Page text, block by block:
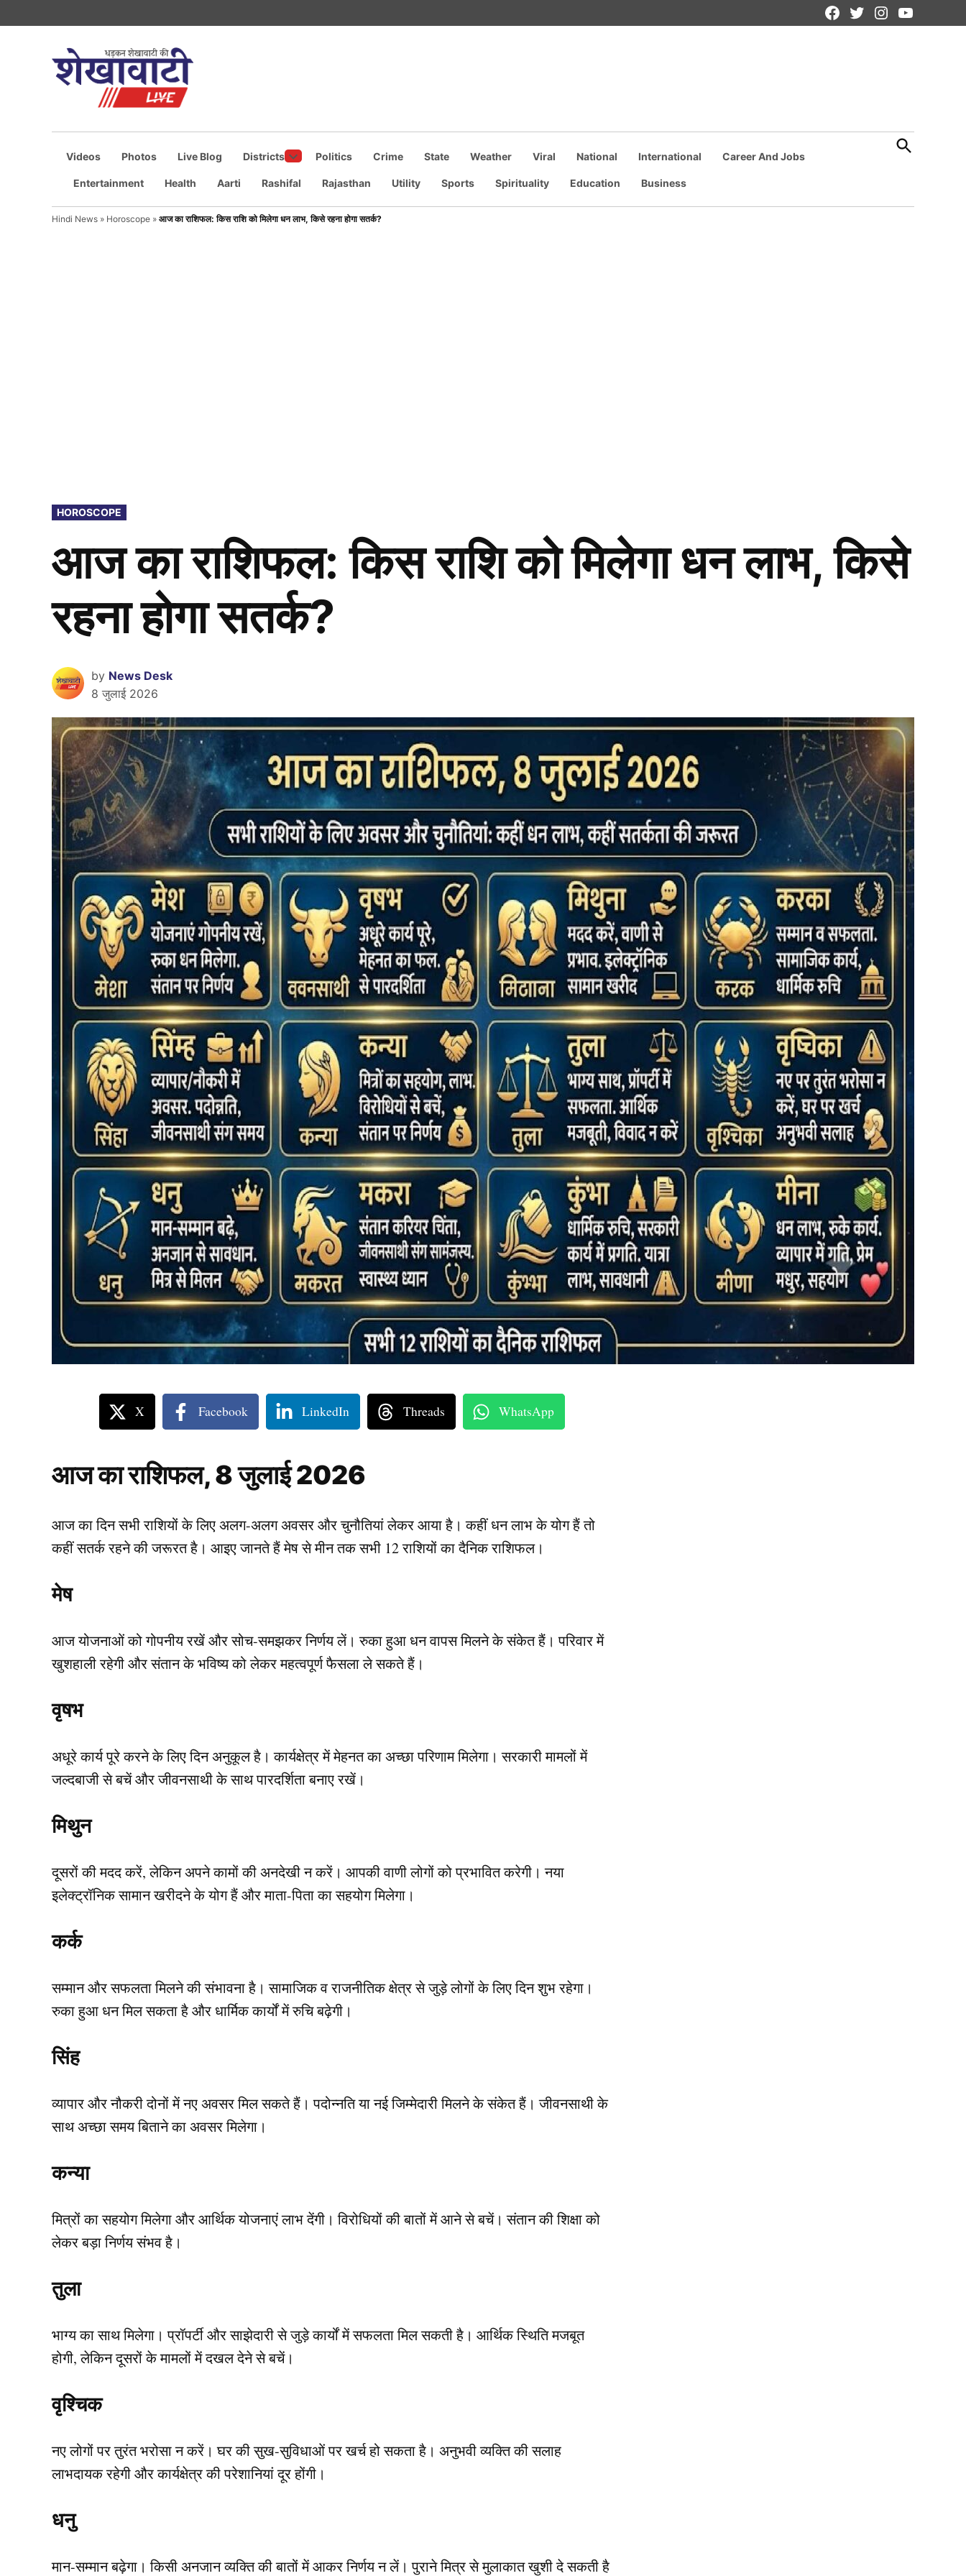
Facebook
TwitterInstagram
YouTube
Videos Photos Live Blog Districts
dropdown
Politics Crime State Weather Viral National International Career And Jobs
Entertainment Health Aarti Rashifal Rajasthan Utility Sports Spirituality Education Business
Open
Search
Hindi News » Horoscope » आज का राशिफल: किस राशि को मिलेगा धन लाभ, किसे रहना होगा सतर्क?
POSTED
IN
HOROSCOPE
आज का राशिफल: किस राशि को मिलेगा धन लाभ, किसे
रहना होगा सतर्क?
by News Desk
8 जुलाई 2026
X Facebook LinkedIn Threads WhatsApp
आज का राशिफल, 8 जुलाई 2026
आज का दिन सभी राशियों के लिए अलग-अलग अवसर और चुनौतियां लेकर आया है। कहीं धन लाभ के योग हैं तो
कहीं सतर्क रहने की जरूरत है। आइए जानते हैं मेष से मीन तक सभी 12 राशियों का दैनिक राशिफल।
मेष
आज योजनाओं को गोपनीय रखें और सोच-समझकर निर्णय लें। रुका हुआ धन वापस मिलने के संकेत हैं। परिवार में
खुशहाली रहेगी और संतान के भविष्य को लेकर महत्वपूर्ण फैसला ले सकते हैं।
वृषभ
अधूरे कार्य पूरे करने के लिए दिन अनुकूल है। कार्यक्षेत्र में मेहनत का अच्छा परिणाम मिलेगा। सरकारी मामलों में
जल्दबाजी से बचें और जीवनसाथी के साथ पारदर्शिता बनाए रखें।
मिथुन
दूसरों की मदद करें, लेकिन अपने कामों की अनदेखी न करें। आपकी वाणी लोगों को प्रभावित करेगी। नया
इलेक्ट्रॉनिक सामान खरीदने के योग हैं और माता-पिता का सहयोग मिलेगा।
कर्क
सम्मान और सफलता मिलने की संभावना है। सामाजिक व राजनीतिक क्षेत्र से जुड़े लोगों के लिए दिन शुभ रहेगा।
रुका हुआ धन मिल सकता है और धार्मिक कार्यों में रुचि बढ़ेगी।
सिंह
व्यापार और नौकरी दोनों में नए अवसर मिल सकते हैं। पदोन्नति या नई जिम्मेदारी मिलने के संकेत हैं। जीवनसाथी के
साथ अच्छा समय बिताने का अवसर मिलेगा।
कन्या
मित्रों का सहयोग मिलेगा और आर्थिक योजनाएं लाभ देंगी। विरोधियों की बातों में आने से बचें। संतान की शिक्षा को
लेकर बड़ा निर्णय संभव है।
तुला
भाग्य का साथ मिलेगा। प्रॉपर्टी और साझेदारी से जुड़े कार्यों में सफलता मिल सकती है। आर्थिक स्थिति मजबूत
होगी, लेकिन दूसरों के मामलों में दखल देने से बचें।
वृश्चिक
नए लोगों पर तुरंत भरोसा न करें। घर की सुख-सुविधाओं पर खर्च हो सकता है। अनुभवी व्यक्ति की सलाह
लाभदायक रहेगी और कार्यक्षेत्र की परेशानियां दूर होंगी।
धनु
मान-सम्मान बढ़ेगा। किसी अनजान व्यक्ति की बातों में आकर निर्णय न लें। पुराने मित्र से मुलाकात खुशी दे सकती है